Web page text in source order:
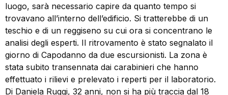
luogo, sarà necessario capire da quanto tempo si
trovavano all’interno dell’edificio. Si tratterebbe di un
teschio e di un reggiseno su cui ora si concentrano le
analisi degli esperti. Il ritrovamento è stato segnalato il
giorno di Capodanno da due escursionisti. La zona è
stata subito transennata dai carabinieri che hanno
effettuato i rilievi e prelevato i reperti per il laboratorio.
Di Daniela Ruggi, 32 anni, non si ha più traccia dal 18